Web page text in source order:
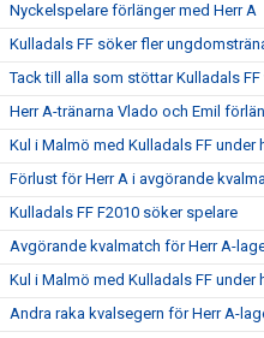
Nyckelspelare förlänger med Herr A
Kulladals FF söker fler
Tack till alla som stöttar Kulladals FF
Herr A-tränarna Vlado och Emil
Kul i Malmö med Kulladals FF under
Förlust för Herr A i avgörande
Kulladals FF F2010 söker spelare
Avgörande kvalmatch för Herr A-
Kul i Malmö med Kulladals FF under
Andra raka kvalsegern för Herr A-